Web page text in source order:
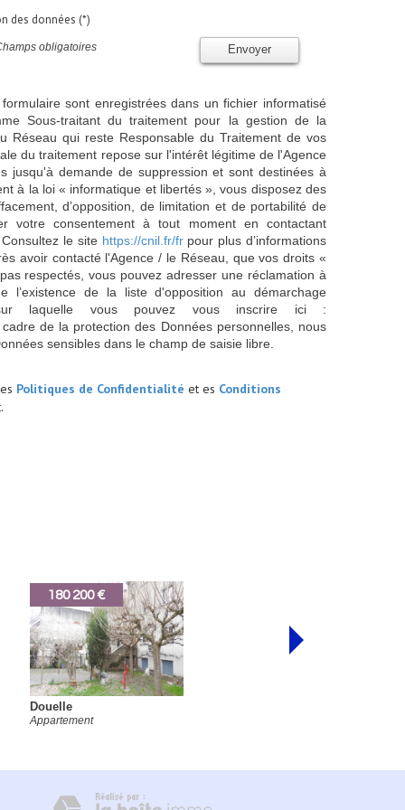
des données (*)
Envoyer
obligatoires
sont enregistrées dans un fichier informatisé
Sous-traitant du traitement pour la gestion de la
Réseau qui reste Responsable du Traitement de vos
du traitement repose sur l'intérêt légitime de l'Agence
jusqu'à demande de suppression et sont destinées à
à la loi « informatique et libertés », vous disposez des
d’opposition, de limitation et de portabilité de
votre consentement à tout moment en contactant
le site https://cnil.fr/frpour plus d’informations
avoir contacté l'Agence / le Réseau, que vos droits «
respectés, vous pouvez adresser une réclamation à
l’existence de la liste d'opposition au démarchage
laquelle vous pouvez vous inscrire ici :
de la protection des Données personnelles, nous
sensibles dans le champ de saisie libre.
Politiques de Confidentialité et es Conditions